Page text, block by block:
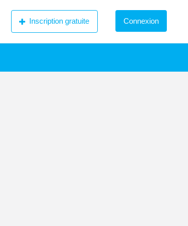
Inscription gratuite Connexion